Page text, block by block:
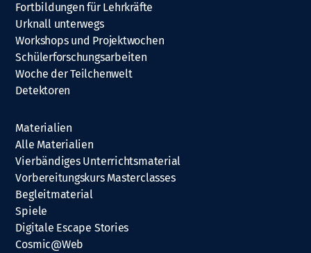
Fortbildungen für Lehrkräfte
Urknall unterwegs
Workshops und Projektwochen
Schülerforschungsarbeiten
Woche der Teilchenwelt
Detektoren
Materialien
Alle Materialien
Vierbändiges Unterrichtsmaterial
Vorbereitungskurs Masterclasses
Begleitmaterial
Spiele
Digitale Escape Stories
Cosmic@Web